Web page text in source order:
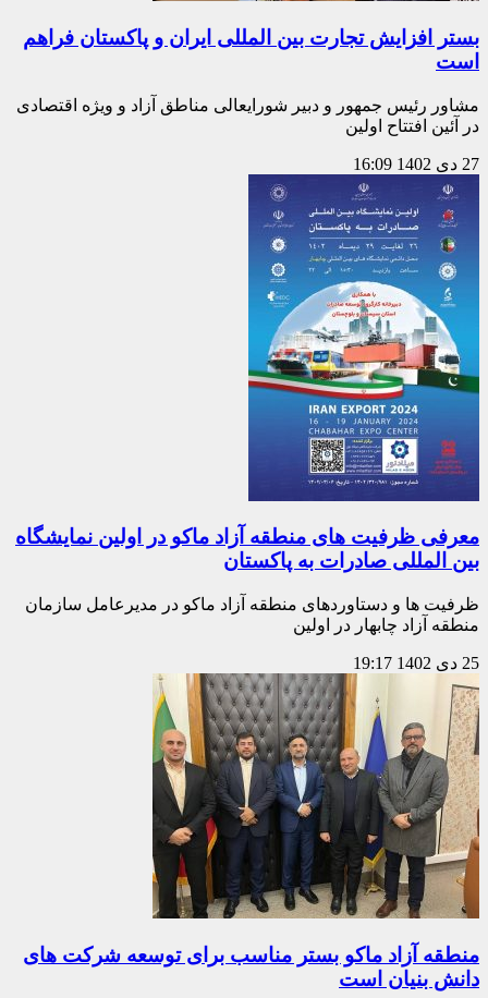
بستر افزایش تجارت بین المللی ایران و پاکستان فراهم
است
مشاور رئیس جمهور و دبیر شورایعالی مناطق آزاد و ویژه اقتصادی
در آئین افتتاح اولین
27 دی 1402 16:09
معرفی ظرفیت های منطقه آزاد ماکو در اولین نمایشگاه
بین المللی صادرات به پاکستان
ظرفیت ها و دستاوردهای منطقه آزاد ماکو در مدیرعامل سازمان
منطقه آزاد چابهار در اولین
25 دی 1402 19:17
منطقه آزاد ماکو بستر مناسب برای توسعه شرکت های
دانش بنیان است